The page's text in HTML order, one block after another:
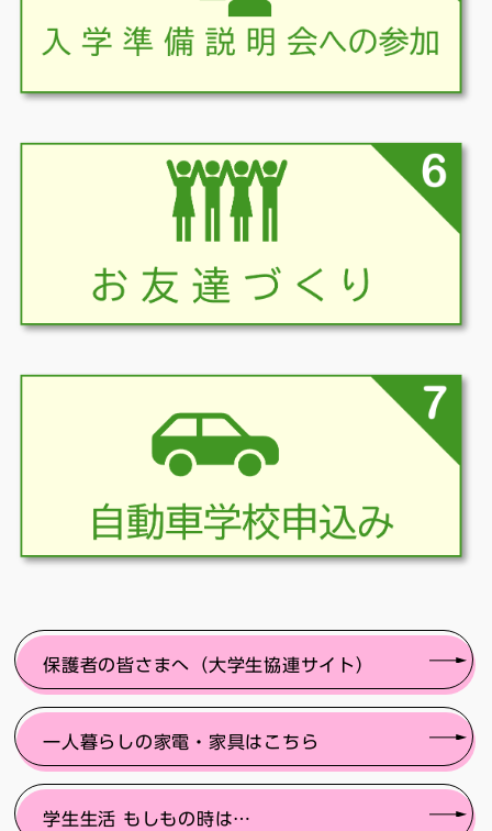
保護者の皆さまへ（大学生協連サイト）
一人暮らしの家電・家具はこちら
学生生活 もしもの時は…